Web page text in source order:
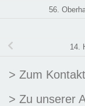
56.
14.
> Zum
> Zu unserer